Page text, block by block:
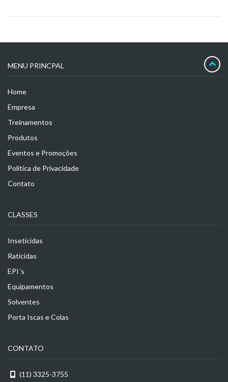
MENU PRINCPAL
Home
Empresa
Treinamentos
Produtos
Eventos e Promoções
Política de Privacidade
Contato
CLASSES
Inseticidas
Raticidas
EPI´s
Equipamentos
Solventes
Porta Iscas e Colas
CONTATO
(11) 3325-3755